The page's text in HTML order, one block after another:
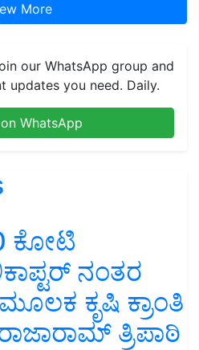
More
our WhatsApp group and
updates you need. Daily.
WhatsApp
ಕೋಟಿ
ನಂತರ
ಕೃಷಿ ಕ್ರಾಂತಿ
ತ್ರಿಪಾಠಿ